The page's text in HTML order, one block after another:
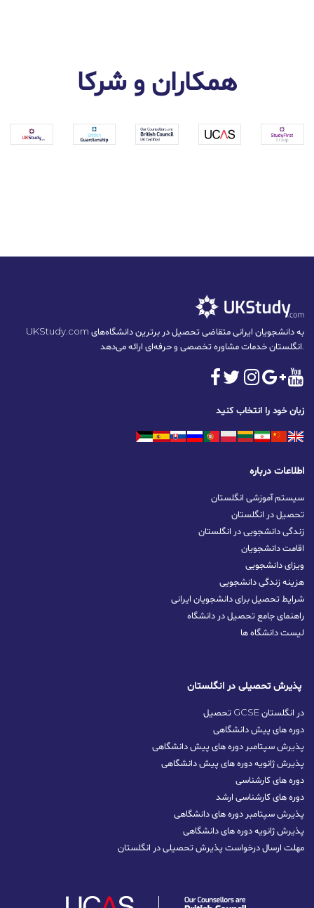
همکاران و شرکا
UKStudy.com به دانشجویان ایرانی متقاضی تحصیل در برترین دانشگاه‌های
زبان خود را انتخاب کنید
اطلاعات درباره
سیستم آموزشی انگلستان
تحصیل در انگلستان
زندگی دانشجویی در انگلستان
اقامت دانشجویان
ویزای دانشجویی
هزینه زندگی دانشجویی
شرایط تحصیل برای دانشجویان ایرانی
راهنمای جامع تحصیل در دانشگاه
لیست دانشگاه ها
پذیرش تحصیلی در انگلستان
تحصیل GCSE در انگلستان
دوره های پیش دانشگاهی
پذیرش سپتامبر دوره های پیش دانشگاهی
پذیرش ژانویه دوره های پیش دانشگاهی
دوره های کارشناسی
دوره های کارشناسی ارشد
پذیرش سپتامبر دوره‌ های دانشگاهی
پذیرش ژانویه دوره‌ های دانشگاهی
مهلت ارسال درخواست پذیرش تحصیلی در انگلستان